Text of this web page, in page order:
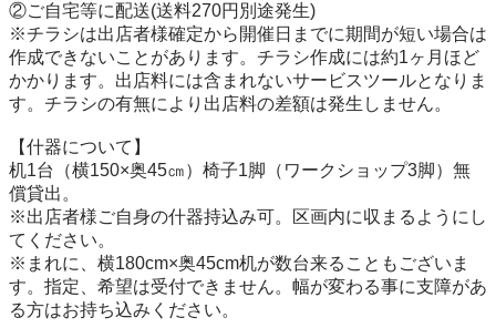
②ご自宅等に配送(送料270円別途発生)
※チラシは出店者様確定から開催日までに期間が短い場合は
作成できないことがあります。チラシ作成には約1ヶ月ほど
かかります。出店料には含まれないサービスツールとなりま
す。チラシの有無により出店料の差額は発生しません。
【什器について】
机1台（横150×奥45㎝）椅子1脚（ワークショップ3脚）無
償貸出。
※出店者様ご自身の什器持込み可。区画内に収まるようにし
てください。
※まれに、横180cm×奥45cm机が数台来ることもございま
す。指定、希望は受付できません。幅が変わる事に支障があ
る方はお持ち込みください。